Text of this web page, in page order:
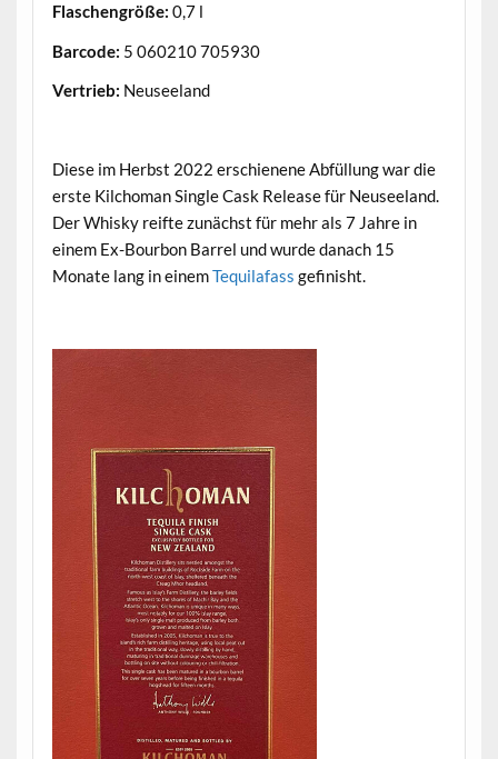
Flaschengröße: 0,7 l
Barcode: 5 060210 705930
Vertrieb: Neuseeland
Diese im Herbst 2022 erschienene Abfüllung war die
erste Kilchoman Single Cask Release für Neuseeland.
Der Whisky reifte zunächst für mehr als 7 Jahre in
einem Ex-Bourbon Barrel und wurde danach 15
Monate lang in einemTequilafass gefinisht.